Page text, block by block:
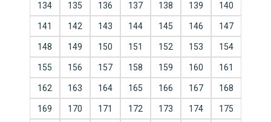
134 135 136 137 138 139 140
141 142 143 144 145 146 147
148 149 150 151 152 153 154
155 156 157 158 159 160 161
162 163 164 165 166 167 168
169 170 171 172 173 174 175